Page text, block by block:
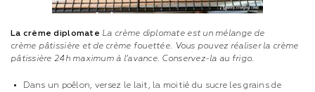
La crème diplomate La crème diplomate est un mélange de
crème pâtissière et de crème fouettée. Vous pouvez réaliser la crème
pâtissière 24h maximum à l’avance. Conservez-la au frigo.
Dans un poêlon, versez le lait, la moitié du sucre les grains de